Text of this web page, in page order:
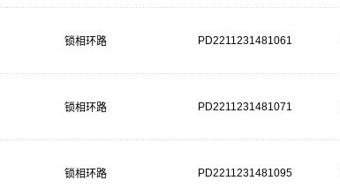
锁相环路 PD2211231481061
锁相环路 PD2211231481071
锁相环路 PD2211231481095